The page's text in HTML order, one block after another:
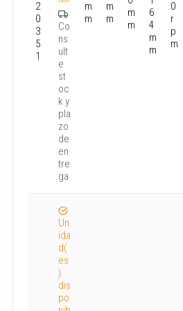
2
0
3
5
1
Co
ns
ult
e
st
oc
k y
pla
zo
de
en
tre
ga
m
m
m
m
m
m
6
4
m
m
0
r
p
m
Un
ida
d(
es
)
dis
po